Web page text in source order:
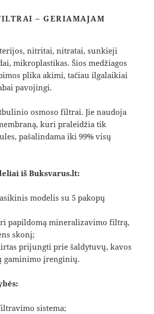
– GERIAMAJAM
nitritai, nitratai, sunkieji
mikroplastikas. Šios medžiagos
plika akimi, tačiau ilgalaikiai
pavojingi.
osmoso filtrai. Jie naudoja
kuri praleidžia tik
pašalindama iki 99% visų
iš Buksvarus.lt:
modelis su 5 pakopų
papildomą mineralizavimo filtrą,
skonį;
prijungti prie šaldytuvų, kavos
gaminimo įrenginių.
sistema;